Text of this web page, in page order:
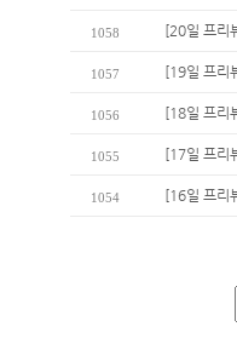
1058 [20일 프리
1057 [19일 프리
1056 [18일 프리
1055 [17일 프리
1054 [16일 프리